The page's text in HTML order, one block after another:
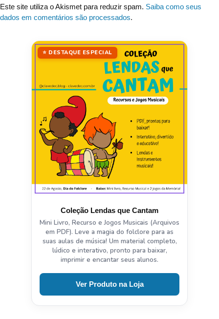
Este site utiliza o Akismet para reduzir spam. Saiba como seus
dados em comentários são processados.
⭐ DESTAQUE ESPECIAL
Coleção Lendas que Cantam
Mini Livro, Recurso e Jogos Musicais (Arquivos
em PDF). Leve a magia do folclore para as
suas aulas de música! Um material completo,
lúdico e interativo, pronto para baixar,
imprimir e encantar seus alunos.
Ver Produto na Loja